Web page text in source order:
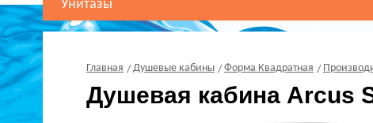
Унитазы
Главная Душевые кабины Форма Квадратная
Душевая кабина Arcus